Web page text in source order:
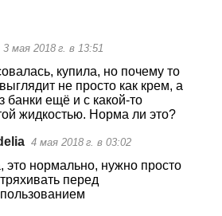
3 мая 2018 г. в 13:51
купила, но почему то
не просто как крем, а
банки ещё и с какой-то
жидкостью. Норма ли это?
4 мая 2018 г. в 03:02
это нормально, нужно просто
перед